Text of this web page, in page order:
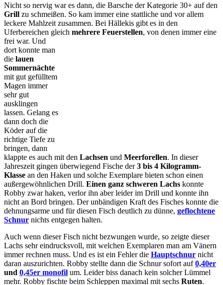
Nicht so nervig war es dann, die Barsche der Kategorie 30+ auf den
Grill zu schmeißen. So kam immer eine stattliche und vor allem
leckere Mahlzeit zusammen. Bei Hällekis gibt es in den
Uferbereichen gleich mehrere Feuerstellen, von denen immer eine
frei war. Und
dort konnte man
die lauen
Sommernächte
mit gut gefülltem
Magen immer
sehr gut
ausklingen
lassen. Gelang es
dann doch die
Köder auf die
richtige Tiefe zu
bringen, dann
klappte es auch mit den Lachsen und Meerforellen. In dieser
Jahreszeit gingen überwiegend Fische der3 bis 4 Kilogramm-
Klasse an den Haken und solche Exemplare bieten schon einen
außergewöhnlichen Drill. Einen ganz schweren Lachs konnte
Robby zwar haken, verlor ihn aber leider im Drill und konnte ihn
nicht an Bord bringen. Der unbändigen Kraft des Fisches konnte die
dehnungsarme und für diesen Fisch deutlich zu dünne, geflochtene
Schnur nichts entgegen halten.
Auch wenn dieser Fisch nicht bezwungen wurde, so zeigte dieser
Lachs sehr eindrucksvoll, mit welchen Exemplaren man am Vänern
immer rechnen muss. Und es ist ein Fehler die Hauptschnur nicht
daran auszurichten. Robby stellte dann die Schnur sofort auf0,40er
und 0,45er monofil um. Leider biss danach kein solcher Lümmel
mehr. Robby fischte beim Schleppen maximal mit sechs Ruten.